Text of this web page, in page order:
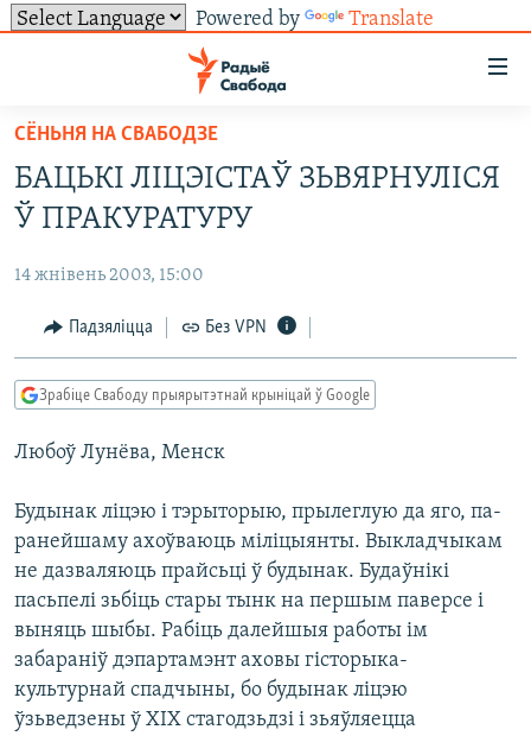
Powered by Translate
ўнівэрсальнага
доступу
Перайсьці
да
галоўнага
Перайсьці
Перайсьці
пошуку
ЛЮДЗІ
ПАЛІТЫКА
ВАЙНА
БЕЛАРУСЫ НА ВАЙНЕ
ПАЛІТВЯЗЬНІ
КУЛЬТУРА
КАЛЯНДАР
ТОЛЬКІ НА СВАБОДЗЕ
БЛОГІ
ГІСТОРЫЯ НА СВАБОДЗЕ
КНІГІ
АЎДЫЁКНІГІ
МОВА
НА ХВАЛЯХ СВАБОДЫ
АБЫСЬЦІ БЛЯКАВАНЬНЕ
ПАДЗЯЛІЦЦА ІНФАРМАЦЫЯЙ
ПАДПІСАЦЦА
RSS
FACEBOOK
TWITTER
Усе сайты РС/РСЭ
СЁНЬНЯ НА СВАБОДЗЕ
БАЦЬКІ ЛІЦЭІСТАЎ ЗЬВЯРНУЛІСЯ
Ў ПРАКУРАТУРУ
14 жнівень 2003, 15:00
Падзяліцца Без VPN
Зрабіце Свабоду прыярытэтнай крыніцай ў Google
Любоў Лунёва, Менск
Будынак ліцэю і тэрыторыю, прылеглую да яго, па-
ранейшаму ахоўваюць міліцыянты. Выкладчыкам
не дазваляюць прайсьці ў будынак. Будаўнікі
пасьпелі зьбіць стары тынк на першым паверсе і
выняць шыбы. Рабіць далейшыя работы ім
забараніў дэпартамэнт аховы гісторыка-
культурнай спадчыны, бо будынак ліцэю
ўзьведзены ў ХІХ стагодзьдзі і зьяўляецца